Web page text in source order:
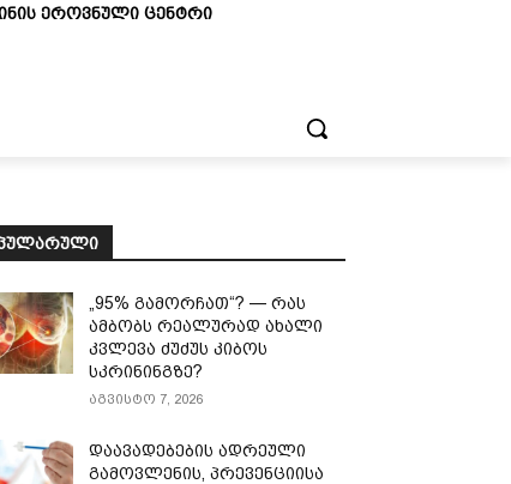
ᲔᲠᲝᲕᲜᲣᲚᲘ ᲪᲔᲜᲢᲠᲘ
„95% გამორჩათ“? — რას
ამბობს რეალურად ახალი
კვლევა ძუძუს კიბოს
სკრინინგზე?
აგვისტო 7, 2026
დაავადებების ადრეული
გამოვლენის, პრევენციისა